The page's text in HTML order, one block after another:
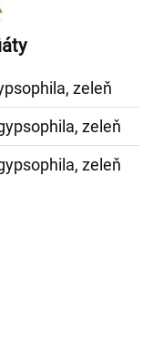
zeleň
zeleň
zeleň